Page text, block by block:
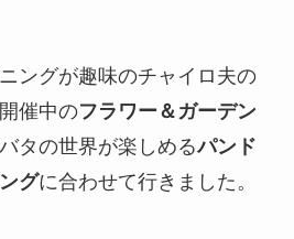
ングが趣味のチャイロ夫の
催中のフラワー＆ガーデン
タの世界が楽しめるパンド
グに合わせて行きました。